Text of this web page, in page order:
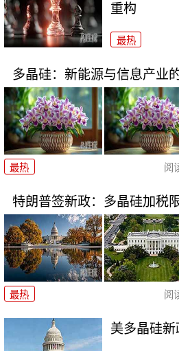
重构
最热
多晶硅：新能源与信息产业
最热 阅
特朗普签新政：多晶硅加税
最热 阅
美多晶硅